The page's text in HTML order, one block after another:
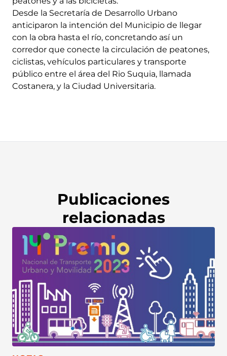
Desde la Secretaría de Desarrollo Urbano
anticiparon la intención del Municipio de llegar
con la obra hasta el río, concretando así un
corredor que conecte la circulación de peatones,
ciclistas, vehículos particulares y transporte
público entre el área del Rio Suquia, llamada
Costanera, y la Ciudad Universitaria.
Publicaciones
relacionadas